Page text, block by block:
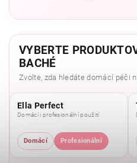
VYBERTE
BACHÉ
Zvolte, zda hledáte domácí péči
Ella Perfect
Domácí i profesionální použití
Domácí Profesionální